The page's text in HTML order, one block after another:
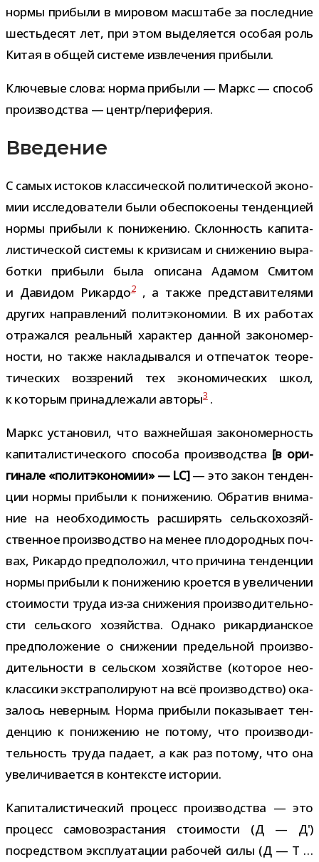
нормы при­были в миро­вом мас­штабе за послед­ние
шесть­де­сят лет, при этом выде­ля­ется осо­бая роль
Китая в общей системе извле­че­ния прибыли.
Ключевые слова: норма при­были — Маркс — спо­соб
про­из­вод­ства — центр/​периферия.
Введение
С самых исто­ков клас­си­че­ской поли­ти­че­ской эко­но­
мии иссле­до­ва­тели были обес­по­ко­ены тен­ден­цией
нормы при­были к пони­же­нию. Склонность капи­та­
ли­сти­че­ской системы к кри­зи­сам и сни­же­нию выра­
ботки при­были была опи­сана Адамом Смитом
и Давидом Рикардо2, а также пред­ста­ви­те­лями
дру­гих направ­ле­ний полит­эко­но­мии. В их рабо­тах
отра­жался реаль­ный харак­тер дан­ной зако­но­мер­
но­сти, но также накла­ды­вался и отпе­ча­ток тео­ре­
ти­че­ских воз­зре­ний тех эко­но­ми­че­ских школ,
к кото­рым при­над­ле­жали авторы3.
Маркс уста­но­вил, что важ­ней­шая зако­но­мер­ность
капи­та­ли­сти­че­ского спо­соба про­из­вод­ства [в ори­
ги­нале «полит­эко­но­мии» — LC]— это закон тен­ден­
ции нормы при­были к пони­же­нию. Обратив вни­ма­
ние на необ­хо­ди­мость рас­ши­рять сель­ско­хо­зяй­
ствен­ное про­из­вод­ство на менее пло­до­род­ных поч­
вах, Рикардо пред­по­ло­жил, что при­чина тен­ден­ции
нормы при­были к пони­же­нию кро­ется в уве­ли­че­нии
сто­и­мо­сти труда из-​за сни­же­ния про­из­во­ди­тель­но­
сти сель­ского хозяй­ства. Однако рикар­диан­ское
пред­по­ло­же­ние о сни­же­нии пре­дель­ной про­из­во­
ди­тель­но­сти в сель­ском хозяй­стве (кото­рое нео­
клас­сики экс­тра­по­ли­руют на всё про­из­вод­ство) ока­
за­лось невер­ным. Норма при­были пока­зы­вает тен­
ден­цию к пони­же­нию не потому, что про­из­во­ди­
тель­ность труда падает, а как раз потому, что она
уве­ли­чи­ва­ется в кон­тек­сте истории.
Капиталистический про­цесс про­из­вод­ства — это
про­цесс само­воз­рас­та­ния сто­и­мо­сти (Д — Д')
посред­ством экс­плу­а­та­ции рабо­чей силы (Д — Т …